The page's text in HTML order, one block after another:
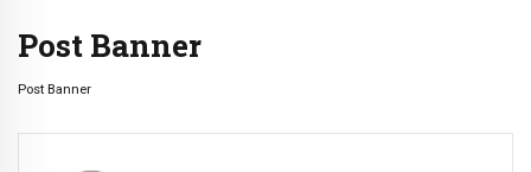
Post Banner
Post Banner